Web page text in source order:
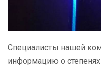
Специалисты нашей
информацию о